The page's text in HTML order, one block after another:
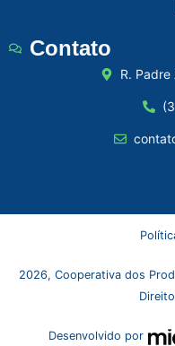
Contato
R. Padre
2026, Cooperativa dos
Desenvolvido por